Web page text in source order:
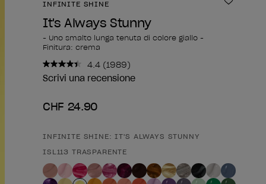
INFINITE SHINE
It's Always Stunny
- Uno smalto lunga tenuta di colore giallo -
Finitura: crema
4.4 Leggi
1989
(1989)
Scrivi una recensione
CHF 24.90
Forma del prodotto
INFINITE SHINE: IT'S ALWAYS STUNNY
ISL113 TRASPARENTE